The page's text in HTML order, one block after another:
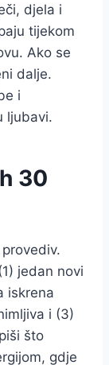
djela i
tijekom
Ako se
dalje.
i
ljubavi.
30
jedan novi
iskrena
i (3)
što
gdje